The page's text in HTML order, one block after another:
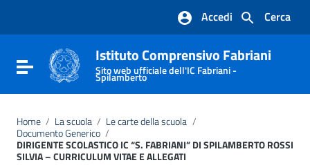
Vai al footer
Cerca
Accedi
Attiva / disattiva la navigazione
Istituto Comprensivo Fabriani
Sito web ufficiale dell'IC Fabriani -
Spilamberto
Home / La scuola / Le carte della scuola /
Documento Generico /
DIRIGENTE SCOLASTICO IC “S. FABRIANI” DI SPILAMBERTO ROSSI
SILVIA – CURRICULUM VITAE E ALLEGATI